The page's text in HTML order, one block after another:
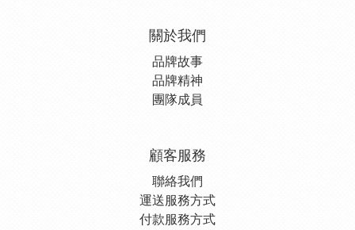
關於我們
品牌故事
品牌精神
團隊成員
顧客服務
聯絡我們
運送服務方式
付款服務方式